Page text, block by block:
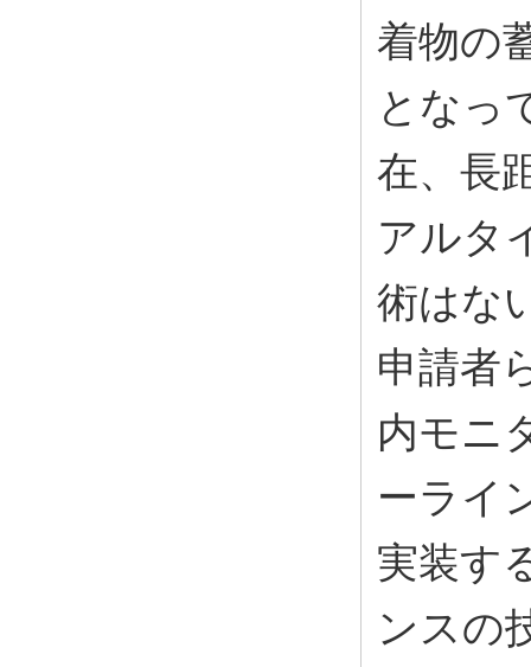
着物の
となっ
在、長
アルタ
術はな
申請者
内モニ
ーライ
実装す
ンスの